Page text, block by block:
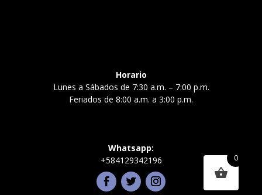
Horario
Lunes a Sábados de 7:30 a.m. – 7:00 p.m.
Feriados de 8:00 a.m. a 3:00 p.m.
Whatsapp:
+584129342196
0